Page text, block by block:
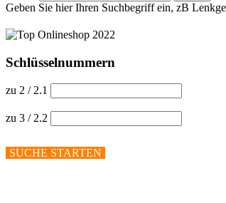
Geben Sie hier Ihren Suchbegriff ein, zB
Schlüsselnummern
zu 2 / 2.1
zu 3 / 2.2
SUCHE STARTEN